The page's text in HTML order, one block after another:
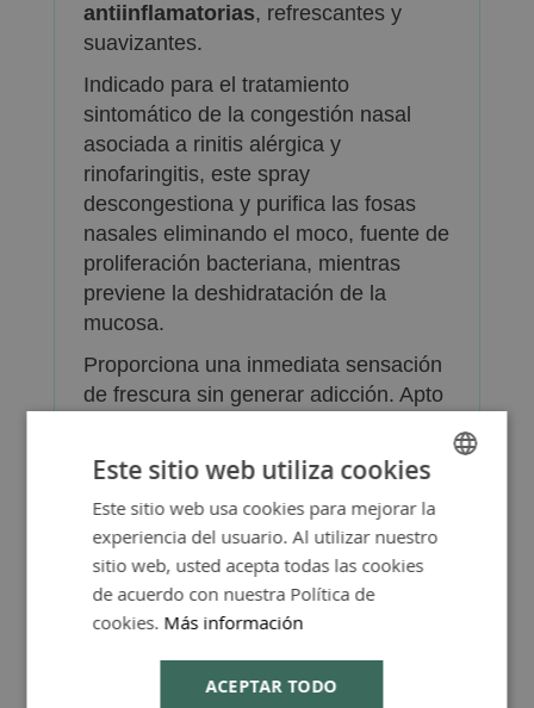
antiinflamatorias, refrescantes y
suavizantes.
Indicado para el tratamiento
sintomático de la congestión nasal
asociada a rinitis alérgica y
rinofaringitis, este spray
descongestiona y purifica las fosas
nasales eliminando el moco, fuente de
proliferación bacteriana, mientras
previene la deshidratación de la
mucosa.
Proporciona una inmediata sensación
de frescura sin generar adicción. Apto
años, incluyendo mujeres
embarazadas y en periodo de
lactancia.
SPANISH
ENGLISH
Este sitio web utiliza cookies
Este sitio web usa cookies para mejorar la
experiencia del usuario. Al utilizar nuestro
sitio web, usted acepta todas las cookies
de acuerdo con nuestra Política de
cookies. Más información
ACEPTAR TODO